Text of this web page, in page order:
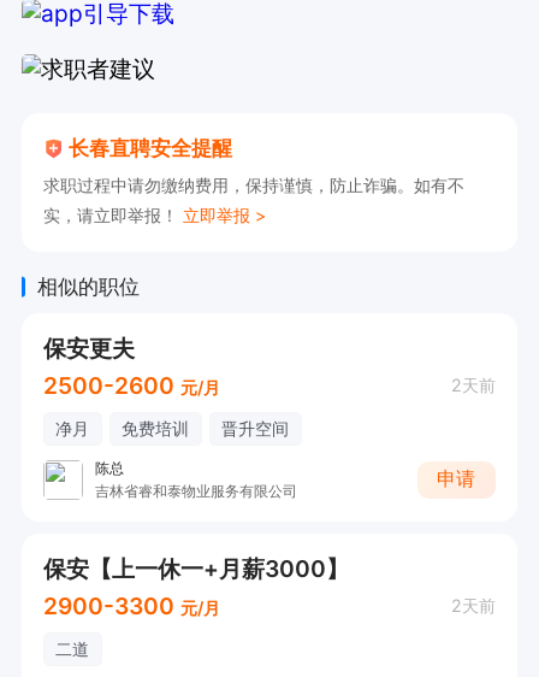
长春直聘安全提醒
求职过程中请勿缴纳费用，保持谨慎，防止诈骗。如有不
实，请立即举报！ 立即举报 >
相似的职位
保安更夫
2500-2600 元/月 2天前
净月 免费培训 晋升空间
陈总
吉林省睿和泰物业服务有限公司
申请
保安【上一休一+月薪3000】
2900-3300 元/月 2天前
二道